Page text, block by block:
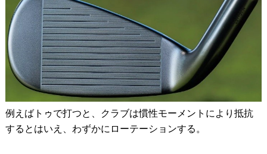
例えばトゥで打つと、クラブは慣性モーメントにより抵抗
するとはいえ、わずかにローテーションする。